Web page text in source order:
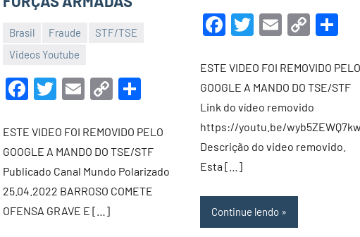
Brasil Fraude
STF/TSE
Videos Youtube
12
novembro
2022
Luis
Facebook
Twitter
Email
Copy
ESTE VIDEO FOI REMOVIDO PELO
GOOGLE A MANDO DO TSE/STF
Publicado Canal Mundo Polarizado
25.04.2022 BARROSO COMETE
OFENSA GRAVE E […]
novembro
2022
Facebook
Twitter
Email
Copy
ESTE VIDEO FOI REMOVIDO PELO
GOOGLE A MANDO DO TSE/STF
Link do vídeo removido
https://youtu.be/wyb5ZEWQ7kw
Descrição do video removido.
Esta […]
Continue lendo